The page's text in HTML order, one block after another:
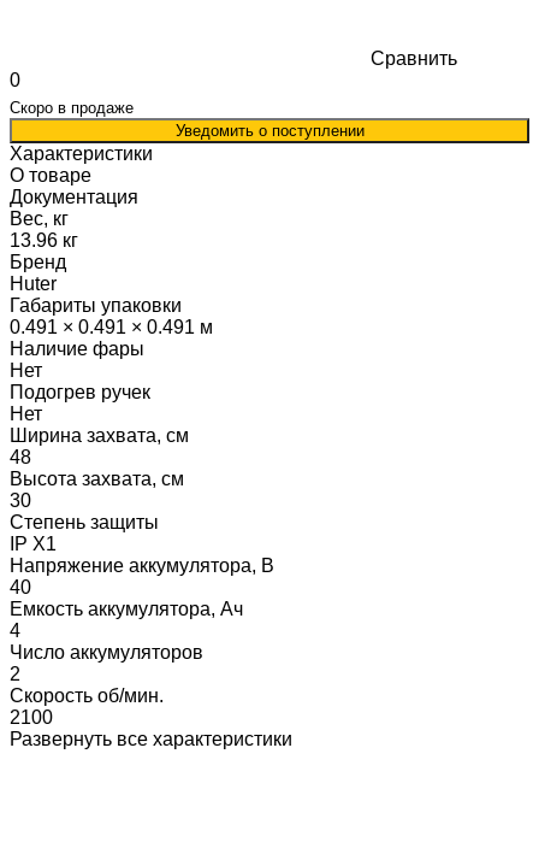
Сравнить
0
Скоро в продаже
Уведомить о поступлении
Характеристики
О товаре
Документация
Вес, кг
13.96 кг
Бренд
Huter
Габариты упаковки
0.491 × 0.491 × 0.491 м
Наличие фары
Нет
Подогрев ручек
Нет
Ширина захвата, см
48
Высота захвата, см
30
Степень защиты
IP X1
Напряжение аккумулятора, В
40
Емкость аккумулятора, Ач
4
Число аккумуляторов
2
Скорость об/мин.
2100
Развернуть все характеристики